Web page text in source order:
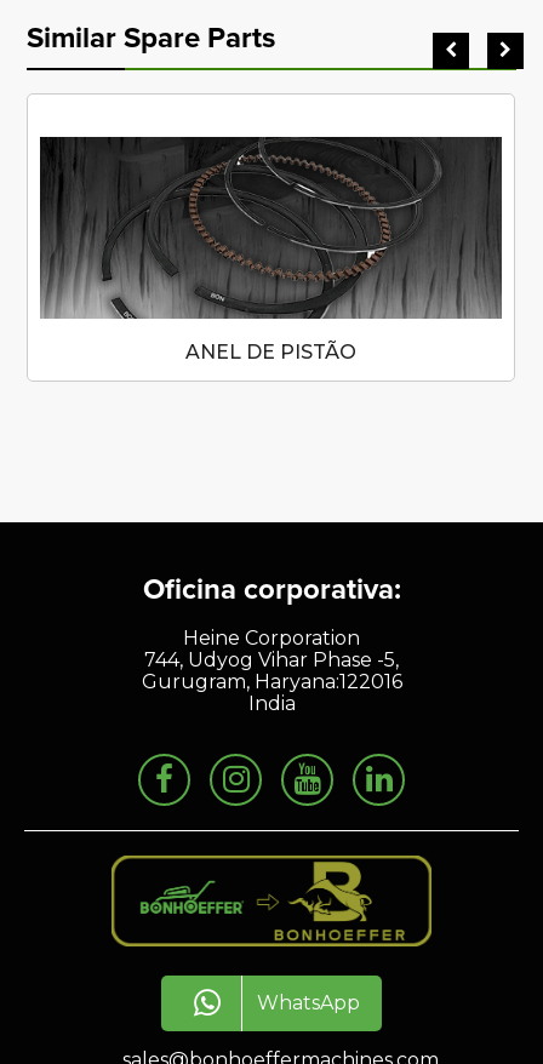
Similar Spare Parts
ANEL DE PISTÃO
Oficina corporativa:
Heine Corporation
744, Udyog Vihar Phase -5,
Gurugram, Haryana:122016
India
WhatsApp
sales@bonhoeffermachines.com